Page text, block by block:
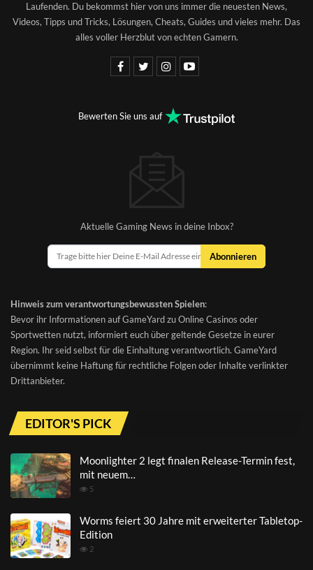
Laufenden. Du bekommst hier von uns immer die neuesten News,
Videos, Tipps und Tricks, Lösungen, Cheats, Guides und vieles mehr. Das
alles voller Herzblut von echten Gamern.
Bewerten Sie uns auf
Aktuelle Gaming News in deine Inbox?
Abonnieren
Hinweis zum verantwortungsbewussten Spielen:
Bevor ihr Informationen auf GameYard zu Online Casinos oder
Sportwetten nutzt, informiert euch über geltende Gesetze in eurer
Region. Ihr seid selbst für die Einhaltung verantwortlich. GameYard
übernimmt keine Haftung für rechtliche Folgen oder Inhalte verlinkter
Drittanbieter.
EDITOR'S PICK
Moonlighter 2 legt finalen Release-Termin fest,
mit neuem…
5
Worms feiert 30 Jahre mit erweiterter Tabletop-
Edition
2